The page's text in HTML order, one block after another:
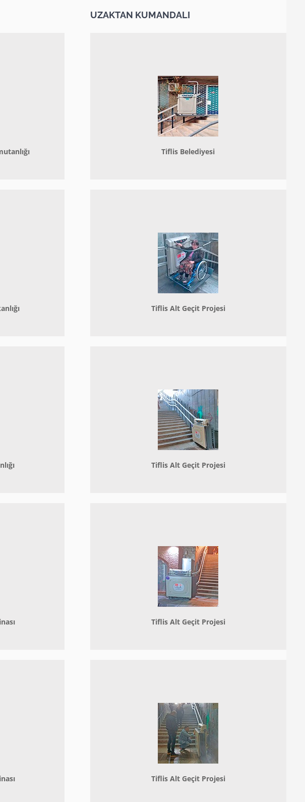
UZAKTAN KUMANDALI
Tiflis Belediyesi
Tiflis Alt Geçit Projesi
Tiflis Alt Geçit Projesi
Tiflis Alt Geçit Projesi
Tiflis Alt Geçit Projesi